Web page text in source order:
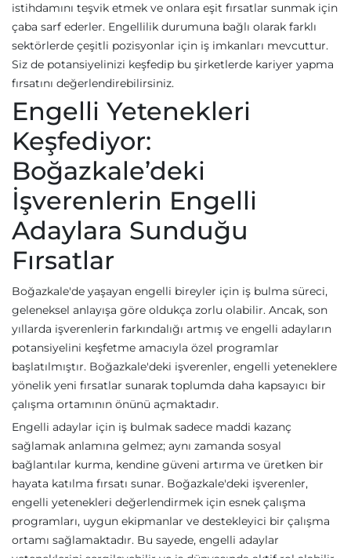
istihdamını teşvik etmek ve onlara eşit fırsatlar sunmak için
çaba sarf ederler. Engellilik durumuna bağlı olarak farklı
sektörlerde çeşitli pozisyonlar için iş imkanları mevcuttur.
Siz de potansiyelinizi keşfedip bu şirketlerde kariyer yapma
fırsatını değerlendirebilirsiniz.
Engelli Yetenekleri
Keşfediyor:
Boğazkale’deki
İşverenlerin Engelli
Adaylara Sunduğu
Fırsatlar
Boğazkale'de yaşayan engelli bireyler için iş bulma süreci,
geleneksel anlayışa göre oldukça zorlu olabilir. Ancak, son
yıllarda işverenlerin farkındalığı artmış ve engelli adayların
potansiyelini keşfetme amacıyla özel programlar
başlatılmıştır. Boğazkale'deki işverenler, engelli yeteneklere
yönelik yeni fırsatlar sunarak toplumda daha kapsayıcı bir
çalışma ortamının önünü açmaktadır.
Engelli adaylar için iş bulmak sadece maddi kazanç
sağlamak anlamına gelmez; aynı zamanda sosyal
bağlantılar kurma, kendine güveni artırma ve üretken bir
hayata katılma fırsatı sunar. Boğazkale'deki işverenler,
engelli yetenekleri değerlendirmek için esnek çalışma
programları, uygun ekipmanlar ve destekleyici bir çalışma
ortamı sağlamaktadır. Bu sayede, engelli adaylar